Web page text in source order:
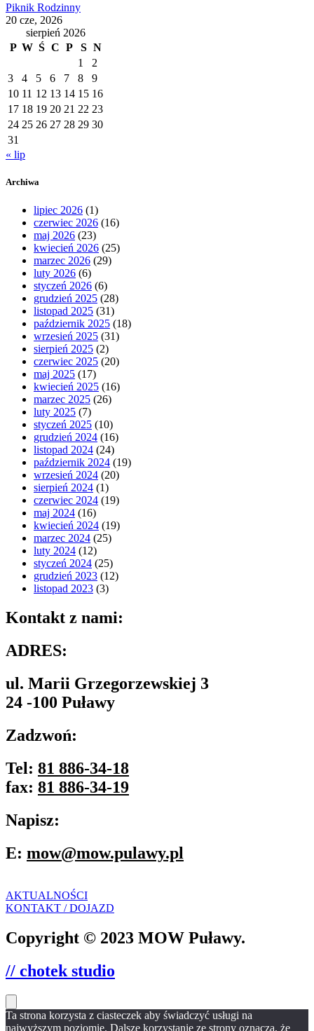
Piknik Rodzinny
20 cze, 2026
sierpień 2026
P W Ś C P S N
1
2
3
4 5 6 7 8
9
10 11 12 13 14 15 16
17 18 19 20 21 22 23
24 25 26 27 28 29 30
31
« lip
Archiwa
lipiec 2026 (1)
czerwiec 2026 (16)
maj 2026 (23)
kwiecień 2026 (25)
marzec 2026 (29)
luty 2026 (6)
styczeń 2026 (6)
grudzień 2025 (28)
listopad 2025 (31)
październik 2025 (18)
wrzesień 2025 (31)
sierpień 2025 (2)
czerwiec 2025 (20)
maj 2025 (17)
kwiecień 2025 (16)
marzec 2025 (26)
luty 2025 (7)
styczeń 2025 (10)
grudzień 2024 (16)
listopad 2024 (24)
październik 2024 (19)
wrzesień 2024 (20)
sierpień 2024 (1)
czerwiec 2024 (19)
maj 2024 (16)
kwiecień 2024 (19)
marzec 2024 (25)
luty 2024 (12)
styczeń 2024 (25)
grudzień 2023 (12)
listopad 2023 (3)
Kontakt z nami:
ADRES:
ul. Marii Grzegorzewskiej 3
24 -100 Puławy
Zadzwoń:
Tel: 81 886-34-18
fax: 81 886-34-19
Napisz:
E: mow@mow.pulawy.pl
AKTUALNOŚCI
KONTAKT / DOJAZD
Copyright © 2023 MOW Puławy.
// chotek studio
Ta strona korzysta z ciasteczek aby świadczyć usługi na
najwyższym poziomie. Dalsze korzystanie ze strony oznacza, że